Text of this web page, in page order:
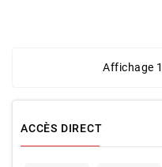
Affichage
ACCÈS DIRECT